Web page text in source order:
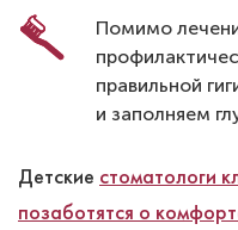
Помимо
правильной
и заполняем
Детские стоматологи
позаботятся о